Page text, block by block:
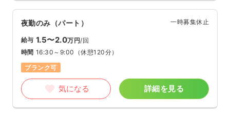
夜勤のみ（パート） 一時募集休止
給与 1.5〜2.0万円/回
時間 16:30～9:00 （休憩120分）
ブランク可
気になる 詳細を見る